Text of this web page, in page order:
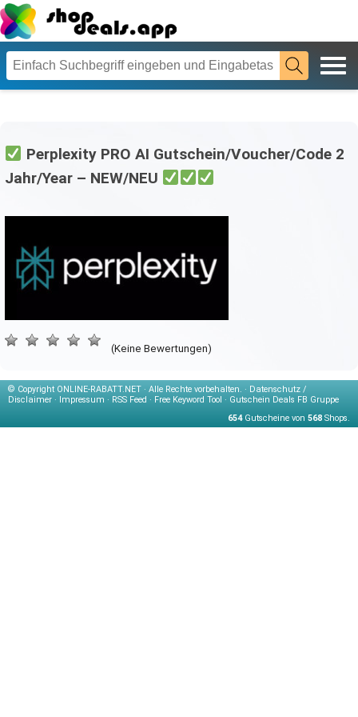
Perplexity PRO AI Gutschein/Voucher/Code 2
Jahr/Year – NEW/NEU
(Keine Bewertungen)
© Copyright ONLINE-RABATT.NET · Alle Rechte vorbehalten. · Datenschutz /
Disclaimer · Impressum · RSS Feed · Free Keyword Tool · Gutschein Deals FB Gruppe
654Gutscheine von 568 Shops.